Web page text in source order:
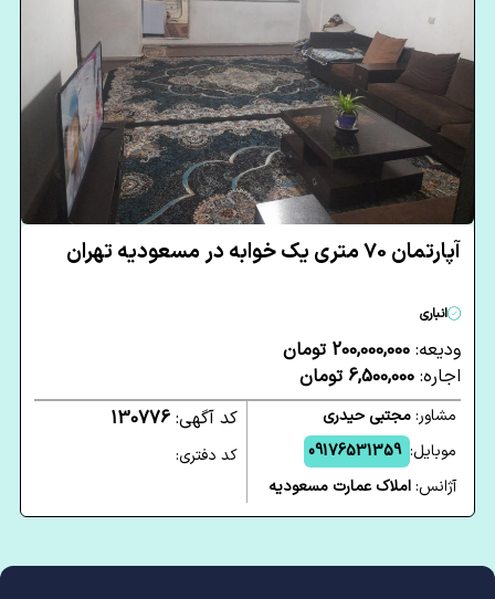
آپارتمان 70 متری یک خوابه در مسعودیه تهران
انباری
ودیعه: 200,000,000 تومان
اجاره: 6,500,000 تومان
مشاور:مجتبی حیدری
موبایل: 09176531359
آژانس:املاک عمارت مسعودیه
کد آگهی: 130776
کد دفتری: